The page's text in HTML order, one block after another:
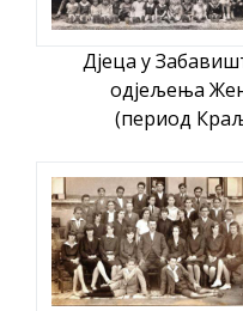
Дјеца у
одјељења
(период